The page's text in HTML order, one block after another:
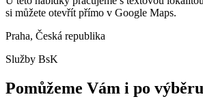
si můžete otevřít přímo v Google Maps.
Praha, Česká republika
Služby BsK
Pomůžeme Vám i po